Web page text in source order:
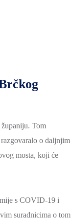
Tom
o daljnjim
mosta, koji će
s COVID-19 i
suradnicima o tom